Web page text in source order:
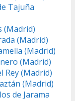
Tajuña
(Madrid)
(Madrid)
(Madrid)
(Madrid)
Rey (Madrid)
(Madrid)
de Jarama